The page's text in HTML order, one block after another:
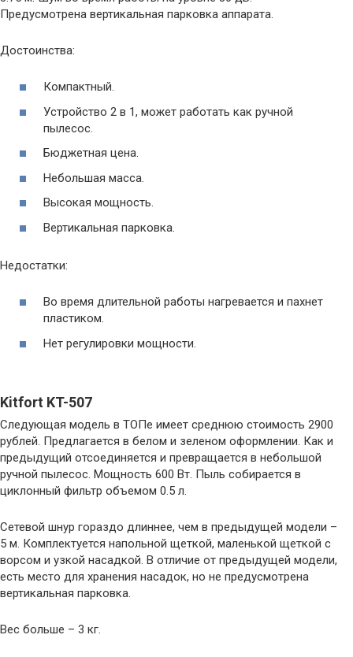
Предусмотрена вертикальная парковка аппарата.
Достоинства:
Компактный.
Устройство 2 в 1, может работать как ручной
пылесос.
Бюджетная цена.
Небольшая масса.
Высокая мощность.
Вертикальная парковка.
Недостатки:
Во время длительной работы нагревается и пахнет
пластиком.
Нет регулировки мощности.
Kitfort KT-507
Следующая модель в ТОПе имеет среднюю стоимость 2900
рублей. Предлагается в белом и зеленом оформлении. Как и
предыдущий отсоединяется и превращается в небольшой
ручной пылесос. Мощность 600 Вт. Пыль собирается в
циклонный фильтр объемом 0.5 л.
Сетевой шнур гораздо длиннее, чем в предыдущей модели –
5 м. Комплектуется напольной щеткой, маленькой щеткой с
ворсом и узкой насадкой. В отличие от предыдущей модели,
есть место для хранения насадок, но не предусмотрена
вертикальная парковка.
Вес больше – 3 кг.